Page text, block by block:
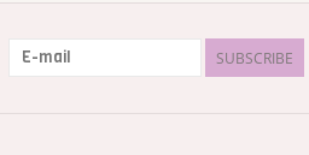
SUBSCRIBE